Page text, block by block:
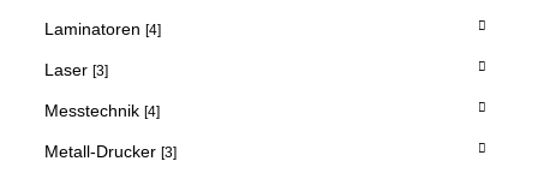
Laminatoren [4]
Laser [3]
Messtechnik [4]
Metall-Drucker [3]